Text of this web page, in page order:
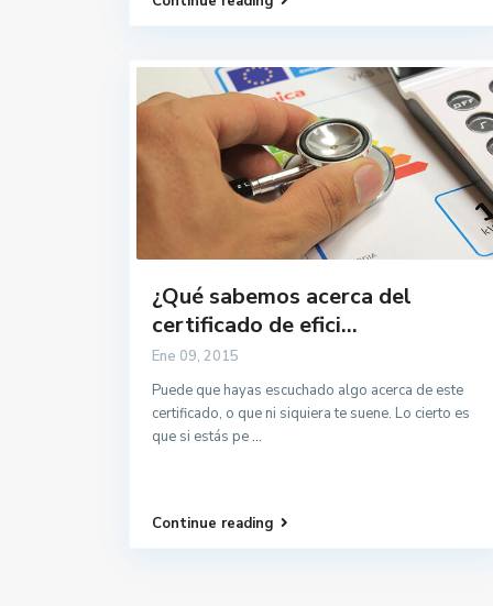
¿Qué sabemos acerca del
certificado de efici...
Ene 09, 2015
Puede que hayas escuchado algo acerca de este
certificado, o que ni siquiera te suene. Lo cierto es
que si estás pe...
Continue reading